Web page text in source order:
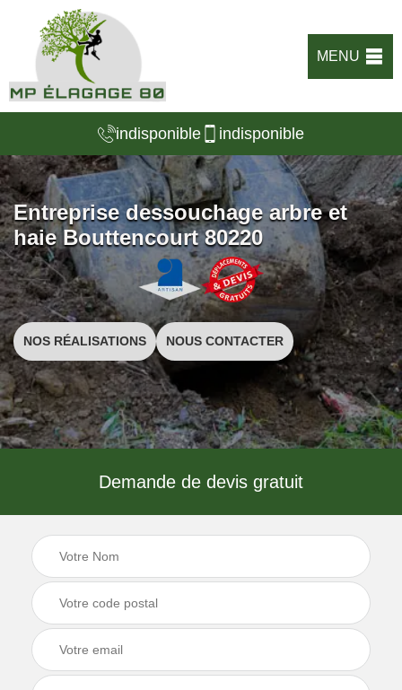
MENU
indisponible indisponible
Entreprise dessouchage arbre et
haie Bouttencourt 80220
NOS RÉALISATIONS NOUS CONTACTER
Demande de devis gratuit